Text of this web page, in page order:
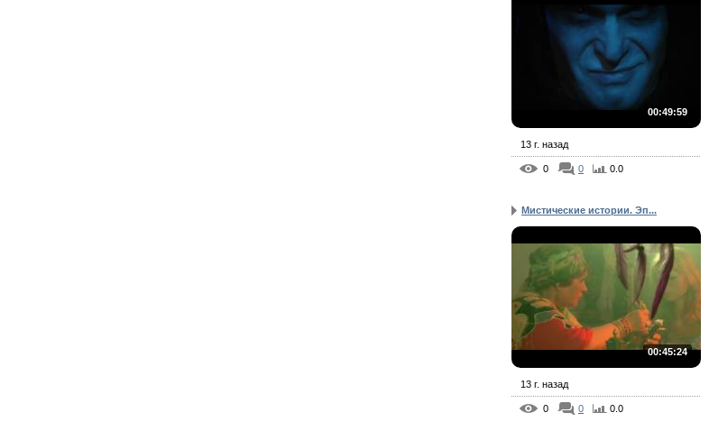
00:49:59
13 г. назад
0 0 0.0
Мистические истории. Эп...
00:45:24
13 г. назад
0 0 0.0